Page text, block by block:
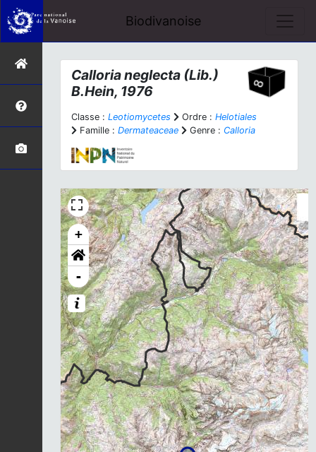
Biodivanoise
Calloria neglecta (Lib.)
B.Hein, 1976
Classe : Leotiomycetes Ordre : Helotiales
Famille : Dermateaceae Genre : Calloria
+
-